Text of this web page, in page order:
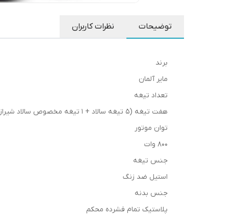
توضیحات نظرات کاربران
برند
مایر آلمان
تعداد تیغه
هفت تیغه (5 تیغه سالاد + 1 تیغه مخصوص سالاد شیرازی (نگینی) + دیسک خلال سیب زمینی)
توان موتور
800 وات
جنس تیغه
استیل ضد زنگ
جنس بدنه
پلاستیک تمام فشرده محکم